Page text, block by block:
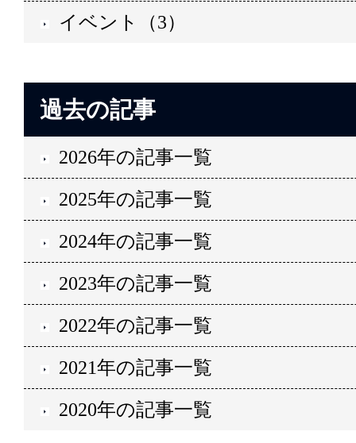
イベント（3）
過去の記事
2026年の記事一覧
2025年の記事一覧
2024年の記事一覧
2023年の記事一覧
2022年の記事一覧
2021年の記事一覧
2020年の記事一覧